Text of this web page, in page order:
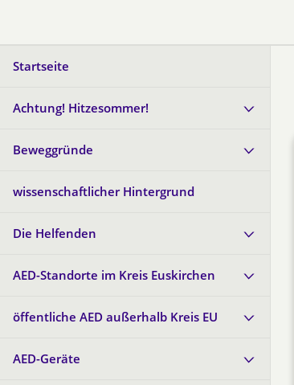
Startseite
Achtung! Hitzesommer!
Beweggründe
wissenschaftlicher Hintergrund
Die Helfenden
AED-Standorte im Kreis Euskirchen
öffentliche AED außerhalb Kreis EU
AED-Geräte